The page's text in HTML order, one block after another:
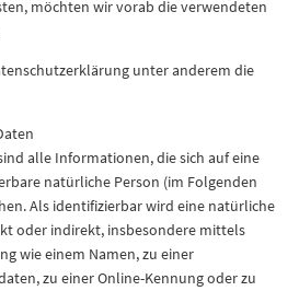
möchten wir vorab die verwendeten
unter anderem die
alle Informationen, die sich auf eine
natürliche Person (im Folgenden
Als identifizierbar wird eine natürliche
oder indirekt, insbesondere mittels
wie einem Namen, zu einer
zu einer Online-Kennung oder zu